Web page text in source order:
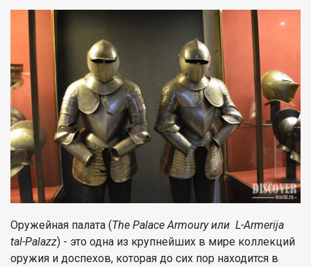
Оружейная палата (The Palace Armoury или L-Armerija
tal-Palazz) - это одна из крупнейших в мире коллекций
оружия и доспехов, которая до сих пор находится в